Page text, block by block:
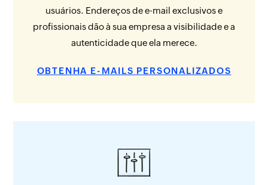
usuários. Endereços de e-mail exclusivos e
profissionais dão à sua empresa a visibilidade e a
autenticidade que ela merece.
OBTENHA E-MAILS PERSONALIZADOS